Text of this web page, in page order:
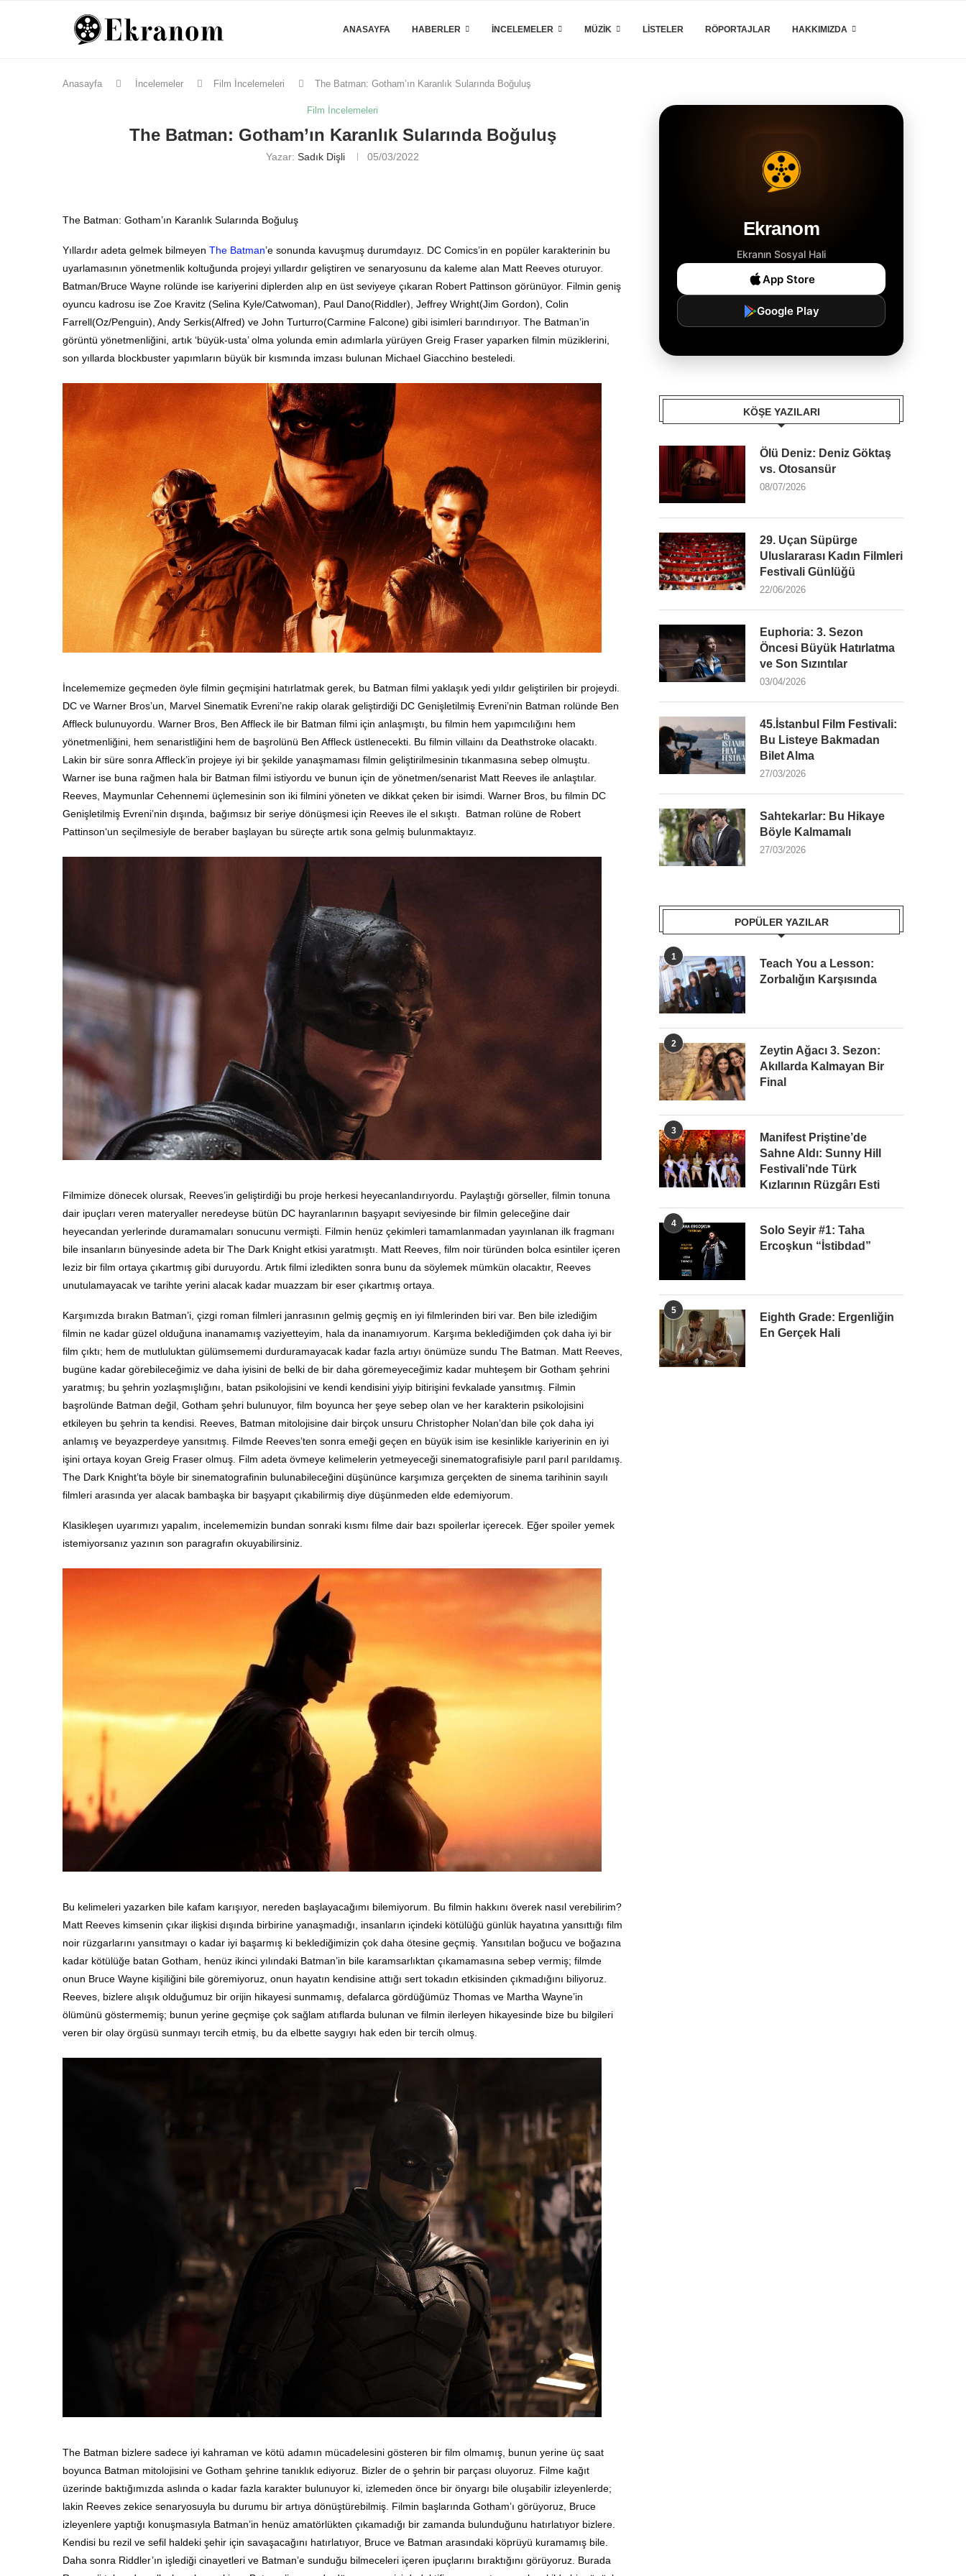
ANASAYFA HABERLER İNCELEMELER MÜZIK LISTELER RÖPORTAJLAR HAKKIMIZDA
Anasayfa İncelemeler Film İncelemeleri The Batman: Gotham’ın Karanlık Sularında Boğuluş
Film İncelemeleri
The Batman: Gotham’ın Karanlık Sularında Boğuluş
Yazar:Sadık Dişli 05/03/2022
The Batman: Gotham’ın Karanlık Sularında Boğuluş
Yıllardır adeta gelmek bilmeyen The Batman’e sonunda kavuşmuş durumdayız. DC Comics’in en popüler karakterinin bu
uyarlamasının yönetmenlik koltuğunda projeyi yıllardır geliştiren ve senaryosunu da kaleme alan Matt Reeves oturuyor.
Batman/Bruce Wayne rolünde ise kariyerini diplerden alıp en üst seviyeye çıkaran Robert Pattinson görünüyor. Filmin geniş
oyuncu kadrosu ise Zoe Kravitz (Selina Kyle/Catwoman), Paul Dano(Riddler), Jeffrey Wright(Jim Gordon), Colin
Farrell(Oz/Penguin), Andy Serkis(Alfred) ve John Turturro(Carmine Falcone) gibi isimleri barındırıyor. The Batman’in
görüntü yönetmenliğini, artık ‘büyük-usta’ olma yolunda emin adımlarla yürüyen Greig Fraser yaparken filmin müziklerini,
son yıllarda blockbuster yapımların büyük bir kısmında imzası bulunan Michael Giacchino besteledi.
İncelememize geçmeden öyle filmin geçmişini hatırlatmak gerek, bu Batman filmi yaklaşık yedi yıldır geliştirilen bir projeydi.
DC ve Warner Bros’un, Marvel Sinematik Evreni’ne rakip olarak geliştirdiği DC Genişletilmiş Evreni’nin Batman rolünde Ben
Affleck bulunuyordu. Warner Bros, Ben Affleck ile bir Batman filmi için anlaşmıştı, bu filmin hem yapımcılığını hem
yönetmenliğini, hem senaristliğini hem de başrolünü Ben Affleck üstlenecekti. Bu filmin villainı da Deathstroke olacaktı.
Lakin bir süre sonra Affleck’in projeye iyi bir şekilde yanaşmaması filmin geliştirilmesinin tıkanmasına sebep olmuştu.
Warner ise buna rağmen hala bir Batman filmi istiyordu ve bunun için de yönetmen/senarist Matt Reeves ile anlaştılar.
Reeves, Maymunlar Cehennemi üçlemesinin son iki filmini yöneten ve dikkat çeken bir isimdi. Warner Bros, bu filmin DC
Genişletilmiş Evreni’nin dışında, bağımsız bir seriye dönüşmesi için Reeves ile el sıkıştı. Batman rolüne de Robert
Pattinson‘un seçilmesiyle de beraber başlayan bu süreçte artık sona gelmiş bulunmaktayız.
Filmimize dönecek olursak, Reeves’in geliştirdiği bu proje herkesi heyecanlandırıyordu. Paylaştığı görseller, filmin tonuna
dair ipuçları veren materyaller neredeyse bütün DC hayranlarının başyapıt seviyesinde bir filmin geleceğine dair
heyecandan yerlerinde duramamaları sonucunu vermişti. Filmin henüz çekimleri tamamlanmadan yayınlanan ilk fragmanı
bile insanların bünyesinde adeta bir The Dark Knight etkisi yaratmıştı. Matt Reeves, film noir türünden bolca esintiler içeren
leziz bir film ortaya çıkartmış gibi duruyordu. Artık filmi izledikten sonra bunu da söylemek mümkün olacaktır, Reeves
unutulamayacak ve tarihte yerini alacak kadar muazzam bir eser çıkartmış ortaya.
Karşımızda bırakın Batman’i, çizgi roman filmleri janrasının gelmiş geçmiş en iyi filmlerinden biri var. Ben bile izlediğim
filmin ne kadar güzel olduğuna inanamamış vaziyetteyim, hala da inanamıyorum. Karşıma beklediğimden çok daha iyi bir
film çıktı; hem de mutluluktan gülümsememi durduramayacak kadar fazla artıyı önümüze sundu The Batman. Matt Reeves,
bugüne kadar görebileceğimiz ve daha iyisini de belki de bir daha göremeyeceğimiz kadar muhteşem bir Gotham şehrini
yaratmış; bu şehrin yozlaşmışlığını, batan psikolojisini ve kendi kendisini yiyip bitirişini fevkalade yansıtmış. Filmin
başrolünde Batman değil, Gotham şehri bulunuyor, film boyunca her şeye sebep olan ve her karakterin psikolojisini
etkileyen bu şehrin ta kendisi. Reeves, Batman mitolojisine dair birçok unsuru Christopher Nolan’dan bile çok daha iyi
anlamış ve beyazperdeye yansıtmış. Filmde Reeves’ten sonra emeği geçen en büyük isim ise kesinlikle kariyerinin en iyi
işini ortaya koyan Greig Fraser olmuş. Film adeta övmeye kelimelerin yetmeyeceği sinematografisiyle parıl parıl parıldamış.
The Dark Knight’ta böyle bir sinematografinin bulunabileceğini düşününce karşımıza gerçekten de sinema tarihinin sayılı
filmleri arasında yer alacak bambaşka bir başyapıt çıkabilirmiş diye düşünmeden elde edemiyorum.
Klasikleşen uyarımızı yapalım, incelememizin bundan sonraki kısmı filme dair bazı spoilerlar içerecek. Eğer spoiler yemek
istemiyorsanız yazının son paragrafın okuyabilirsiniz.
Bu kelimeleri yazarken bile kafam karışıyor, nereden başlayacağımı bilemiyorum. Bu filmin hakkını överek nasıl verebilirim?
Matt Reeves kimsenin çıkar ilişkisi dışında birbirine yanaşmadığı, insanların içindeki kötülüğü günlük hayatına yansıttığı film
noir rüzgarlarını yansıtmayı o kadar iyi başarmış ki beklediğimizin çok daha ötesine geçmiş. Yansıtılan boğucu ve boğazına
kadar kötülüğe batan Gotham, henüz ikinci yılındaki Batman’in bile karamsarlıktan çıkamamasına sebep vermiş; filmde
onun Bruce Wayne kişiliğini bile göremiyoruz, onun hayatın kendisine attığı sert tokadın etkisinden çıkmadığını biliyoruz.
Reeves, bizlere alışık olduğumuz bir orijin hikayesi sunmamış, defalarca gördüğümüz Thomas ve Martha Wayne’in
ölümünü göstermemiş; bunun yerine geçmişe çok sağlam atıflarda bulunan ve filmin ilerleyen hikayesinde bize bu bilgileri
veren bir olay örgüsü sunmayı tercih etmiş, bu da elbette saygıyı hak eden bir tercih olmuş.
The Batman bizlere sadece iyi kahraman ve kötü adamın mücadelesini gösteren bir film olmamış, bunun yerine üç saat
boyunca Batman mitolojisini ve Gotham şehrine tanıklık ediyoruz. Bizler de o şehrin bir parçası oluyoruz. Filme kağıt
üzerinde baktığımızda aslında o kadar fazla karakter bulunuyor ki, izlemeden önce bir önyargı bile oluşabilir izleyenlerde;
lakin Reeves zekice senaryosuyla bu durumu bir artıya dönüştürebilmiş. Filmin başlarında Gotham’ı görüyoruz, Bruce
izleyenlere yaptığı konuşmasıyla Batman’in henüz amatörlükten çıkamadığı bir zamanda bulunduğunu hatırlatıyor bizlere.
Kendisi bu rezil ve sefil haldeki şehir için savaşacağını hatırlatıyor, Bruce ve Batman arasındaki köprüyü kuramamış bile.
Daha sonra Riddler’ın işlediği cinayetleri ve Batman’e sunduğu bilmeceleri içeren ipuçlarını bıraktığını görüyoruz. Burada
Ekranom
Ekranın Sosyal Hali
App Store
Google Play
KÖŞE YAZILARI
Ölü Deniz: Deniz Göktaş
vs. Otosansür
08/07/2026
29. Uçan Süpürge
Uluslararası Kadın Filmleri
Festivali Günlüğü
22/06/2026
Euphoria: 3. Sezon
Öncesi Büyük Hatırlatma
ve Son Sızıntılar
03/04/2026
45.İstanbul Film Festivali:
Bu Listeye Bakmadan
Bilet Alma
27/03/2026
Sahtekarlar: Bu Hikaye
Böyle Kalmamalı
27/03/2026
POPÜLER YAZILAR
1
Teach You a Lesson:
Zorbalığın Karşısında
2
Zeytin Ağacı 3. Sezon:
Akıllarda Kalmayan Bir
Final
3
Manifest Priştine’de
Sahne Aldı: Sunny Hill
Festivali’nde Türk
Kızlarının Rüzgârı Esti
4
Solo Seyir #1: Taha
Ercoşkun “İstibdad”
5
Eighth Grade: Ergenliğin
En Gerçek Hali